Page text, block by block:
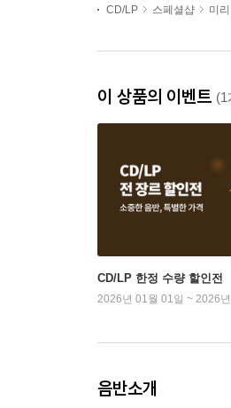
CD/LP
스페셜샵 미리
이 상품의 이벤트 (1
CD/LP 한정 수량 할인전
2026년 01월 01일 ~ 2026
음반소개